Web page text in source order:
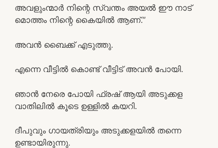
അവളുംന്മാർ നിന്റെ സ്വന്തം അയൽ ഈ നാട്
മൊത്തം നിന്റെ കൈയിൽ ആണ്.”
അവൻ ബൈക്ക് എടുത്തു.
എന്നെ വീട്ടിൽ കൊണ്ട് വീട്ടിട് അവൻ പോയി.
ഞാൻ നേരെ പോയി ഫ്രഷ് ആയി അടുക്കള
വാതിലിൽ കൂടെ ഉള്ളിൽ കയറി.
ദീപുവും ഗായത്രിയും അടുക്കളയിൽ തന്നെ
ഉണ്ടായിരുന്നു.